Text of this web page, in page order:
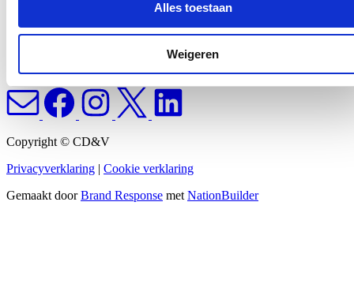
Alles toestaan
Weigeren
Copyright © CD&V
Privacyverklaring | Cookie verklaring
Gemaakt doorBrand Response met NationBuilder